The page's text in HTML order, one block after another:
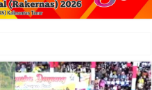
Tunjangan Pemdes dan BPD di